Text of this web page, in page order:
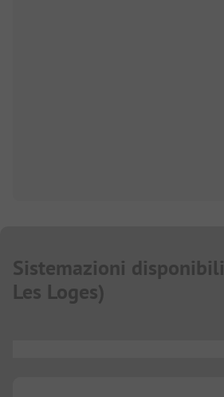
Sistemazioni disponibili
Les Loges)